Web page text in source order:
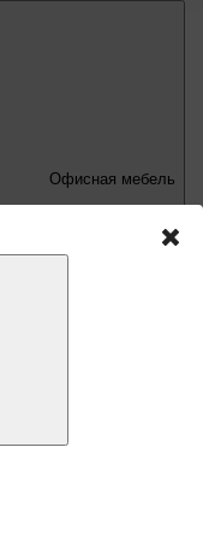
Офисная мебель